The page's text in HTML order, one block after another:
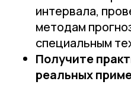
интервала,
методам
специальным
Получите
реальных